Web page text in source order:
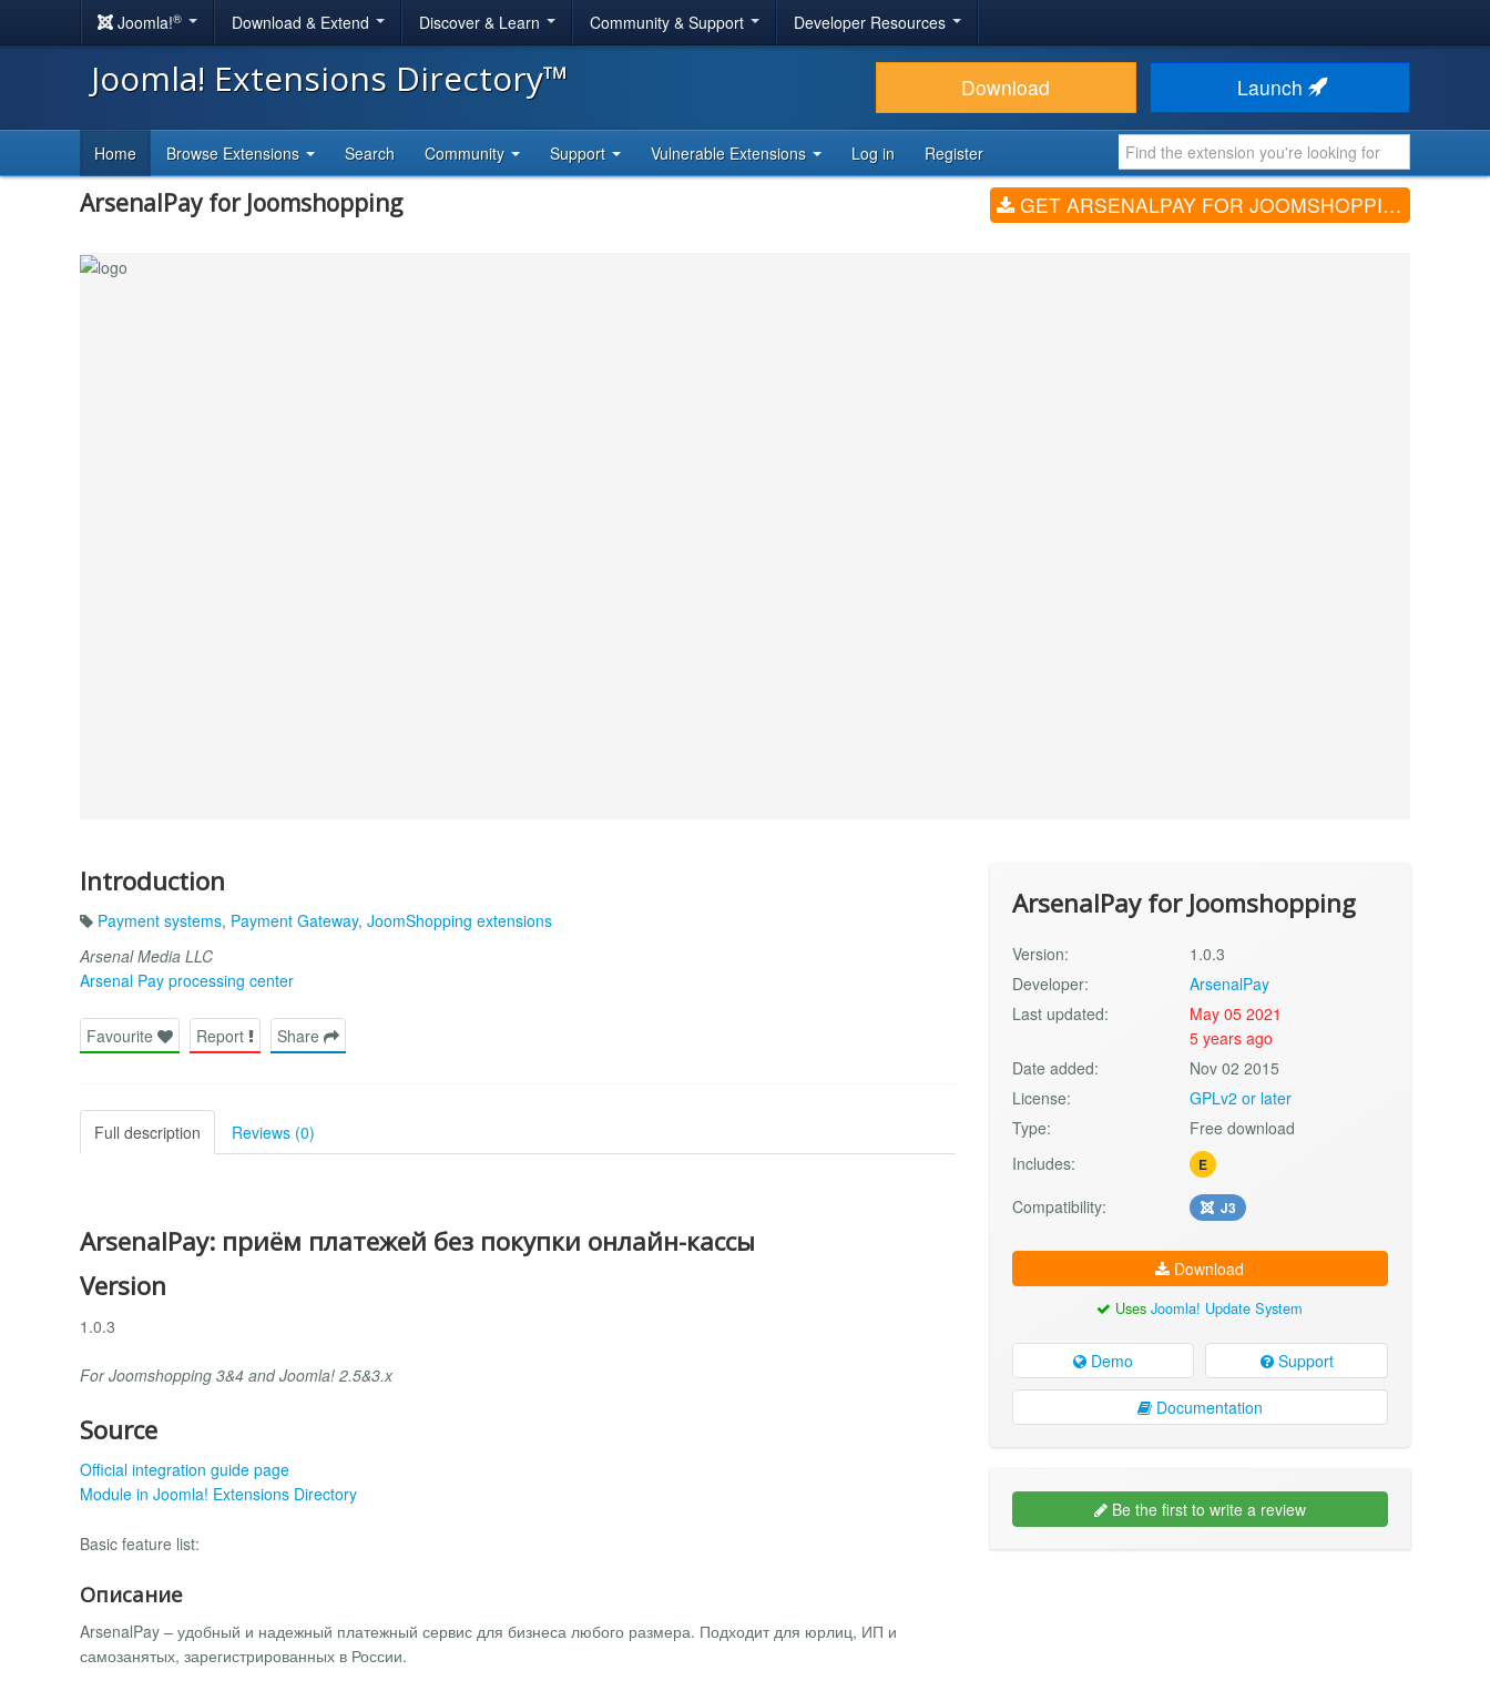
Joomla!® Download & Extend Discover & Learn Community & Support Developer Resources
Joomla! Extensions Directory™ Download Launch
Home Browse Extensions Search Community Support Vulnerable Extensions Log in Register
ArsenalPay for Joomshopping GET ARSENALPAY FOR JOOMSHOPPING (V1.0.3)
Introduction
Payment systems, Payment Gateway, JoomShopping extensions
Arsenal Media LLC
Arsenal Pay processing center
Favourite Report Share
Full description Reviews (0)
ArsenalPay: приём платежей без покупки онлайн-кассы
Version
1.0.3
For Joomshopping 3&4 and Joomla! 2.5&3.x
Source
Official integration guide page
Module in Joomla! Extensions Directory
Basic feature list:
Описание
ArsenalPay – удобный и надежный платежный сервис для бизнеса любого размера. Подходит для юрлиц, ИП и
самозанятых, зарегистрированных в России.
ArsenalPay for Joomshopping
Version:
1.0.3
Developer:
ArsenalPay
Last updated:
May 05 2021
5 years ago
Date added:
Nov 02 2015
License:
GPLv2 or later
Type:
Free download
Includes:
E
Compatibility: J3
Download
UsesJoomla! Update System
Demo Support
Documentation
Be the first to write a review